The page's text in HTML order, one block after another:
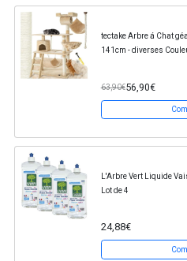
tectake Arbre á Chat
141cm - diverses
63,90€56,90€
L'Arbre Vert Liquide
Lot de 4
24,88€